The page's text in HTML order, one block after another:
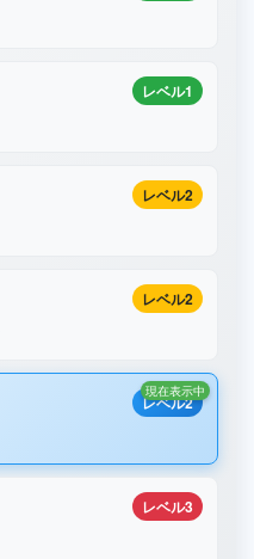
レベル1
レベル2
レベル2
レベル2
現在表示中
レベル3